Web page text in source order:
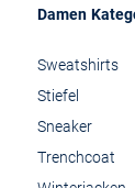
Damen
Sweatshirts
Stiefel
Sneaker
Trenchcoat